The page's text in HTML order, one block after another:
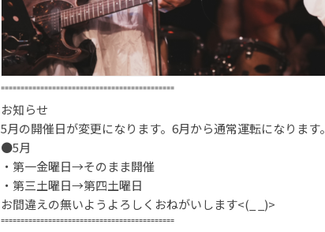
⁼⁼⁼⁼⁼⁼⁼⁼⁼⁼⁼⁼⁼⁼⁼⁼⁼⁼⁼⁼⁼⁼⁼⁼⁼⁼⁼⁼⁼⁼⁼⁼⁼⁼⁼⁼⁼⁼⁼⁼⁼⁼⁼⁼
お知らせ
5月の開催日が変更になります。6月から通常運転になります。
●5月
・第一金曜日→そのまま開催
・第三土曜日→第四土曜日
お間違えの無いようよろしくおねがいします<(_ _)>
⁼⁼⁼⁼⁼⁼⁼⁼⁼⁼⁼⁼⁼⁼⁼⁼⁼⁼⁼⁼⁼⁼⁼⁼⁼⁼⁼⁼⁼⁼⁼⁼⁼⁼⁼⁼⁼⁼⁼⁼⁼⁼⁼⁼